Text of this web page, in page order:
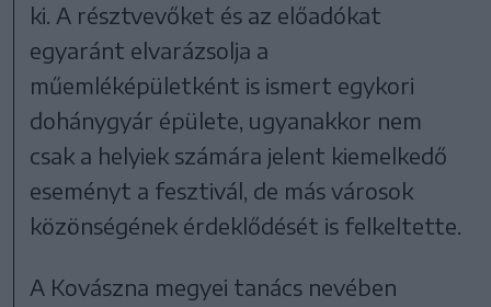
ki. A résztvevőket és az előadókat
egyaránt elvarázsolja a
műemléképületként is ismert egykori
dohánygyár épülete, ugyanakkor nem
csak a helyiek számára jelent kiemelkedő
eseményt a fesztivál, de más városok
közönségének érdeklődését is felkeltette.
A Kovászna megyei tanács nevében